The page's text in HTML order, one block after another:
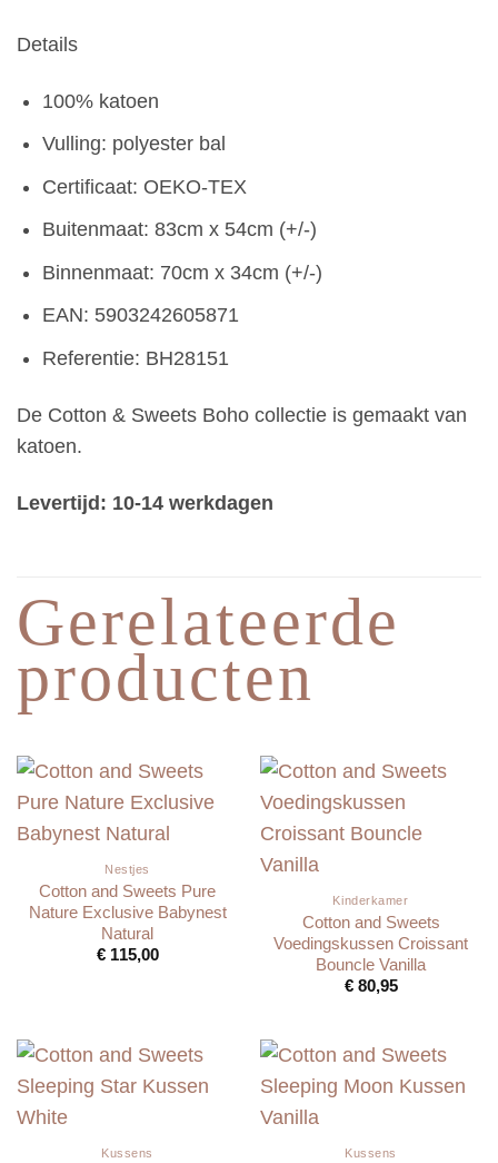
Details
100% katoen
Vulling: polyester bal
Certificaat: OEKO-TEX
Buitenmaat: 83cm x 54cm (+/-)
Binnenmaat: 70cm x 34cm (+/-)
EAN: 5903242605871
Referentie: BH28151
De Cotton & Sweets Boho collectie is gemaakt van
katoen.
Levertijd: 10-14 werkdagen
Gerelateerde
producten
Nestjes
Cotton and Sweets Pure
Nature Exclusive Babynest
Natural
€115,00
Kinderkamer
Cotton and Sweets
Voedingskussen Croissant
Bouncle Vanilla
€80,95
Kussens Kussens